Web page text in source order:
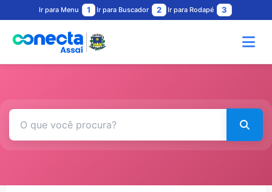
Ir para Menu 1 Ir para Buscador 2 Ir para Rodapé 3